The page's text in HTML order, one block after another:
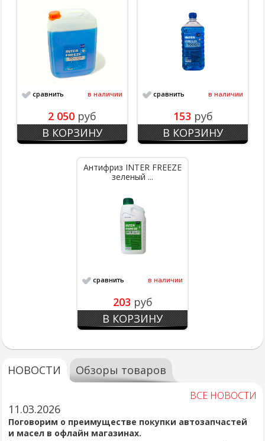
сравнить в наличии
2 050 руб
В КОРЗИНУ
сравнить в наличии
153 руб
В КОРЗИНУ
Антифриз INTER FREEZE
зеленый ...
сравнить в наличии
203 руб
В КОРЗИНУ
НОВОСТИ Обзоры товаров
ВСЕ НОВОСТИ
11.03.2026
Поговорим о преимуществе покупки автозапчастей
и масел в офлайн магазинах.